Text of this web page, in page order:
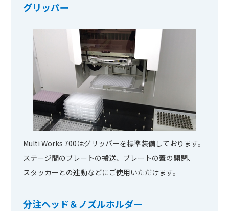
グリッパー
Multi Works 700はグリッパーを標準装備しております。
ステージ間のプレートの搬送、プレートの蓋の開閉、
スタッカーとの連動などにご使用いただけます。
分注ヘッド＆ノズルホルダー